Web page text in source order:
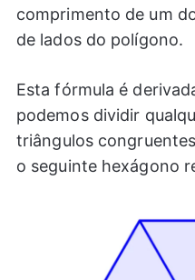
comprimento de um
de lados do polígono.
Esta fórmula é
podemos dividir
triângulos
o seguinte hexágono